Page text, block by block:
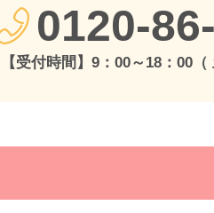
0120-
【受付時間】9：00～18：00（